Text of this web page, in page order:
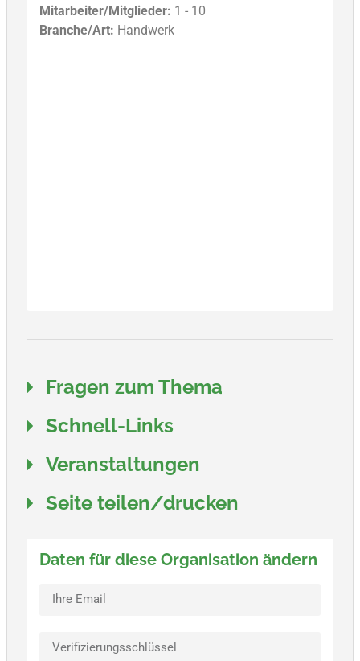
Mitarbeiter/Mitglieder: 1 - 10
Branche/Art: Handwerk
Fragen zum Thema
Schnell-Links
Veranstaltungen
Seite teilen/drucken
Daten für diese Organisation ändern